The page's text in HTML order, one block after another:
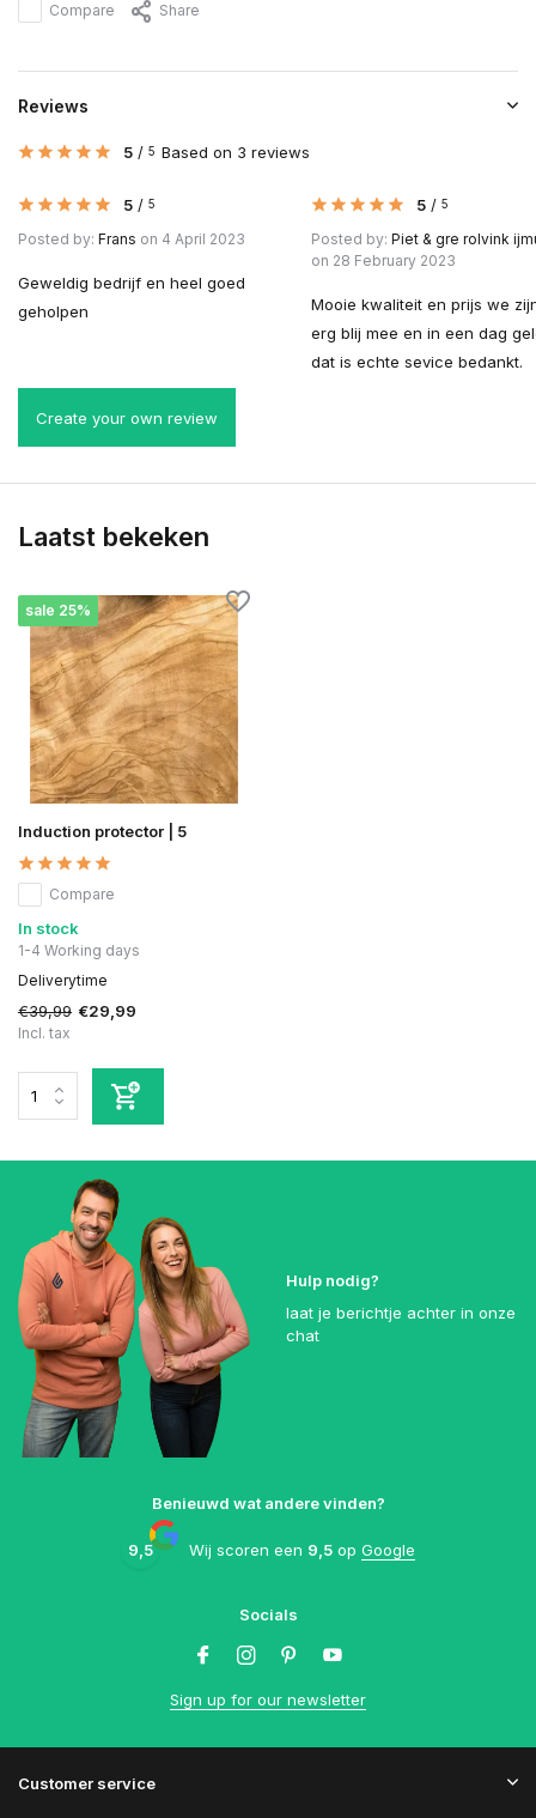
Compare Share
Reviews
5 / 5 Based on 3 reviews
5 / 5
Posted by: Frans on 4 April 2023
Geweldig bedrijf en heel goed
geholpen
5 / 5
Posted by: Piet & gre rolvink
on 28 February 2023
Mooie kwaliteit en prijs we
erg blij mee en in een dag
dat is echte sevice bedankt.
Create your own review
Laatst bekeken
sale 25%
Induction protector | 5
Compare
In stock
1-4 Working days
Deliverytime
€39,99 €29,99
Incl. tax
Hulp nodig?
laat je berichtje achter in onze
chat
Benieuwd wat andere vinden?
9,5 Wij scoren een 9,5 op Google
Socials
Sign up for our newsletter
Customer service